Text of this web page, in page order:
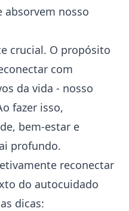
absorvem nosso
crucial. O propósito
com
da vida - nosso
fazer isso,
bem-estar e
profundo.
reconectar
do autocuidado
dicas: